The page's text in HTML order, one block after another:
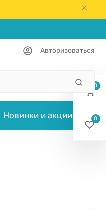
Авторизоваться
Новинки и акции
0
0